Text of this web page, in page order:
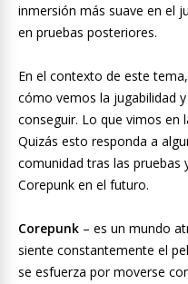
inmersión más suave en el
en pruebas posteriores.
En el contexto de este
cómo vemos la jugabilidad
conseguir. Lo que vimos en
Quizás esto responda a
comunidad tras las pruebas
Corepunk en el futuro.
Corepunk – es un mundo
siente constantemente el
se esfuerza por moverse